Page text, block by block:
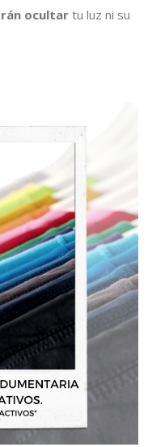
ocultartu luz ni su